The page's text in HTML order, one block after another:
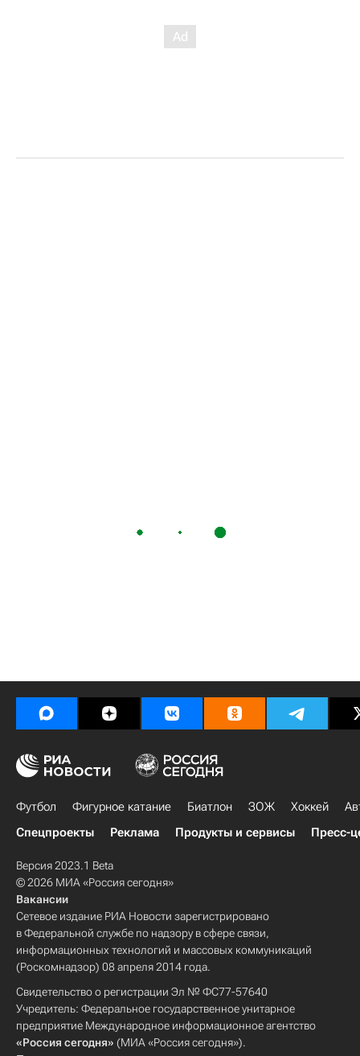
Футбол Фигурное катание Биатлон ЗОЖ Хоккей
Спецпроекты
Реклама Продукты и сервисы Пресс-
Версия 2023.1 Beta
© 2026 МИА «Россия сегодня»
Вакансии
Сетевое издание РИА Новости зарегистрировано
в Федеральной службе по надзору в сфере связи,
информационных технологий и массовых коммуникаций
(Роскомнадзор) 08 апреля 2014 года.
Свидетельство о регистрации Эл № ФС77-57640
Учредитель: Федеральное государственное унитарное
предприятие Международное информационное агентство
«Россия сегодня» (МИА «Россия сегодня»).